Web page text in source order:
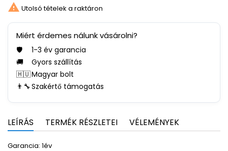
 Utolsó tételek a raktáron
Miért érdemes nálunk vásárolni?
🛡️
1-3 év garancia
🚚
Gyors szállítás
🇭🇺Magyar bolt
👨‍🔧Szakértő támogatás
LEÍRÁS TERMÉK RÉSZLETEI VÉLEMÉNYEK
Garancia: 1év